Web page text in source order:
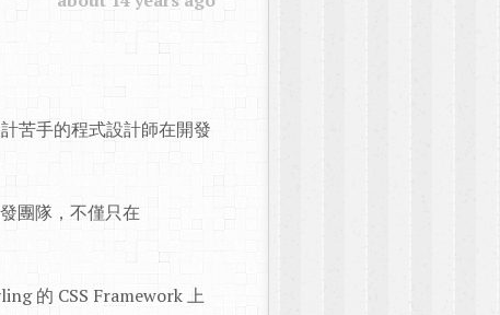
苦手的程式設計師在開發
團隊，不僅只在
的 CSS Framework 上